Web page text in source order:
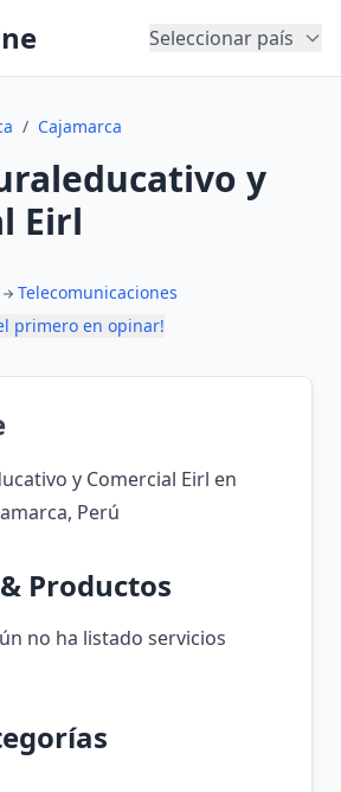
Seleccionar país
/ Cajamarca
y
Eirl
Telecomunicaciones
primero en opinar!
y Comercial Eirl en
Perú
Productos
no ha listado servicios